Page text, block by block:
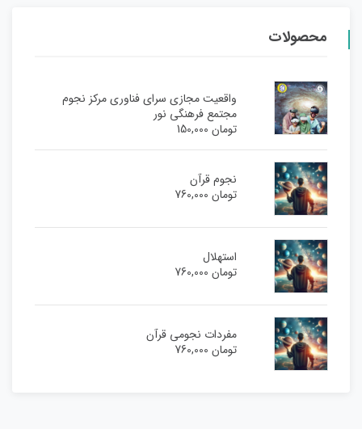
محصولات
واقعیت مجازی سرای فناوری مرکز نجوم
مجتمع فرهنگی نور
تومان150,000
نجوم قرآن
تومان760,000
استهلال
تومان760,000
مفردات نجومی قرآن
تومان760,000